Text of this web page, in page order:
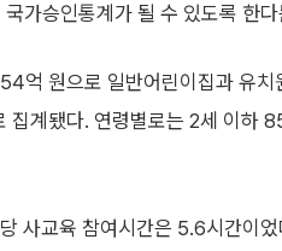
가승인통계가 될 수 있도록 한
억 원으로 일반어린이집과 유치
계됐다. 연령별로는 2세 이하
사교육 참여시간은 5.6시간이